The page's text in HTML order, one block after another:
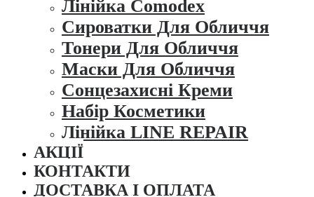
Лінійка Comodex
Сироватки Для Обличчя
Тонери Для Обличчя
Маски Для Обличчя
Сонцезахисні Креми
Набір Косметики
Лінійка LINE REPAIR
АКЦІЇ
КОНТАКТИ
ДОСТАВКА І ОПЛАТА